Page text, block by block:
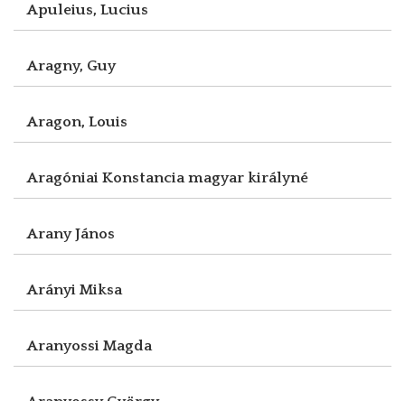
Apuleius, Lucius
Aragny, Guy
Aragon, Louis
Aragóniai Konstancia magyar királyné
Arany János
Arányi Miksa
Aranyossi Magda